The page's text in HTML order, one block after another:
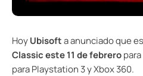
HoyUbisofta anunciado que
Classic este 11 de febrero
para Playstation 3 y Xbox 360.